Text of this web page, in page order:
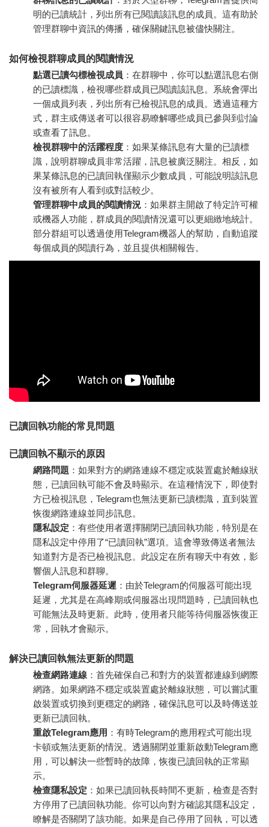
明的已讀統計，列出所有已閱讀該訊息的成員。這有助於
管理群聊中資訊的傳播，確保關鍵訊息被儘快關注。
如何檢視群聊成員的閱讀情況
點選已讀勾標檢視成員 ：在群聊中，你可以點選訊息右側
的已讀標識，檢視哪些群成員已閱讀該訊息。系統會彈出
一個成員列表，列出所有已檢視訊息的成員。透過這種方
式，群主或傳送者可以很容易瞭解哪些成員已參與到討論
或查看了訊息。
檢視群聊中的活躍程度 ：如果某條訊息有大量的已讀標
識，說明群聊成員非常活躍，訊息被廣泛關注。相反，如
果某條訊息的已讀回執僅顯示少數成員，可能說明該訊息
沒有被所有人看到或對話較少。
管理群聊中成員的閱讀情況 ：如果群主開啟了特定許可權
或機器人功能，群成員的閱讀情況還可以更細緻地統計。
部分群組可以透過使用Telegram機器人的幫助，自動追蹤
每個成員的閱讀行為，並且提供相關報告。
已讀回執功能的常見問題
已讀回執不顯示的原因
網路問題 ：如果對方的網路連線不穩定或裝置處於離線狀
態，已讀回執可能不會及時顯示。在這種情況下，即使對
方已檢視訊息，Telegram也無法更新已讀標識，直到裝置
恢復網路連線並同步訊息。
隱私設定 ：有些使用者選擇關閉已讀回執功能，特別是在
隱私設定中停用了“已讀回執”選項。這會導致傳送者無法
知道對方是否已檢視訊息。此設定在所有聊天中有效，影
響個人訊息和群聊。
Telegram伺服器延遲 ：由於Telegram的伺服器可能出現
延遲，尤其是在高峰期或伺服器出現問題時，已讀回執也
可能無法及時更新。此時，使用者只能等待伺服器恢復正
常，回執才會顯示。
解決已讀回執無法更新的問題
檢查網路連線 ：首先確保自己和對方的裝置都連線到網際
網路。如果網路不穩定或裝置處於離線狀態，可以嘗試重
啟裝置或切換到更穩定的網路，確保訊息可以及時傳送並
更新已讀回執。
重啟Telegram應用 ：有時Telegram的應用程式可能出現
卡頓或無法更新的情況。透過關閉並重新啟動Telegram應
用，可以解決一些暫時的故障，恢復已讀回執的正常顯
示。
檢查隱私設定 ：如果已讀回執長時間不更新，檢查是否對
方停用了已讀回執功能。你可以向對方確認其隱私設定，
瞭解是否關閉了該功能。如果是自己停用了回執，可以透